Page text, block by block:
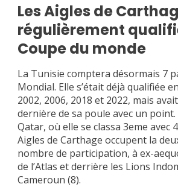
Les Aigles de
régulièrement
Coupe du monde
La Tunisie comptera désormais 7
Mondial. Elle s’était déjà qualifiée
2002, 2006, 2018 et 2022, mais
dernière de sa poule avec un point.
Qatar, où elle se classa 3eme avec
Aigles de Carthage occupent la
nombre de participation, à ex-
de l’Atlas et derrière les Lions
Cameroun (8).